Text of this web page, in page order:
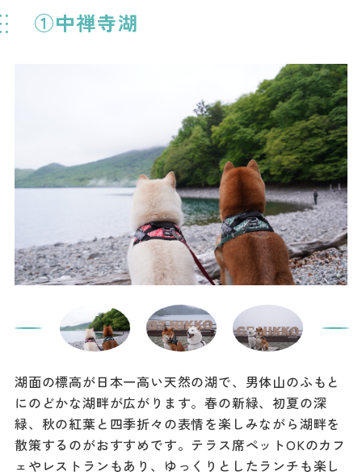
①中禅寺湖
湖面の標高が日本一高い天然の湖で、男体山のふもと
にのどかな湖畔が広がります。春の新緑、初夏の深
緑、秋の紅葉と四季折々の表情を楽しみながら湖畔を
散策するのがおすすめです。テラス席ペットOKのカフ
ェやレストランもあり、ゆっくりとしたランチも楽し